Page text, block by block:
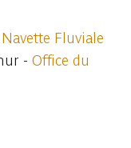
Navette Fluviale
- Office du